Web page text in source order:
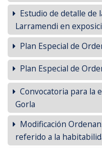
Estudio de detalle de
Larramendi en
Plan Especial de
Plan Especial de
Convocatoria para la
Gorla
Modificación
referido a la